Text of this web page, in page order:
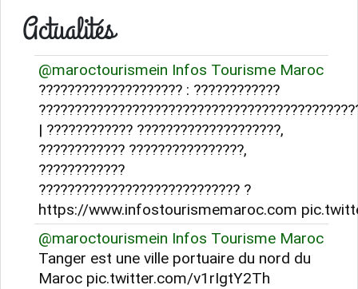
Actualités
@maroctourismein Infos Tourisme Maroc
???????????????????? : ????????????
| ???????????? ????????????????????,
???????????? ????????????????,
????????????
???????????????????????????? ?
https://www.infostourismemaroc.com
@maroctourismein Infos Tourisme Maroc
Tanger est une ville portuaire du nord du
Maroc pic.twitter.com/v1rIgtY2Th